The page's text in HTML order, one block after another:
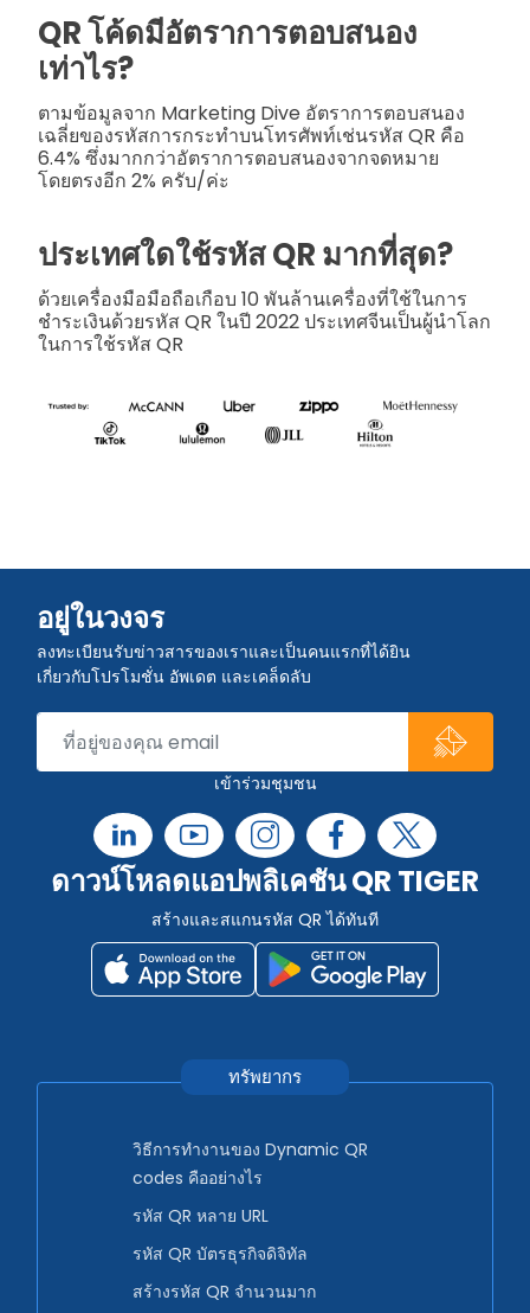
QR โค้ดมีอัตราการตอบสนอง
เท่าไร?
ตามข้อมูลจาก Marketing Dive อัตราการตอบสนอง
เฉลี่ยของรหัสการกระทำบนโทรศัพท์เช่นรหัส QR คือ
6.4% ซึ่งมากกว่าอัตราการตอบสนองจากจดหมาย
โดยตรงอีก 2% ครับ/ค่ะ
ประเทศใดใช้รหัส QR มากที่สุด?
ด้วยเครื่องมือมือถือเกือบ 10 พันล้านเครื่องที่ใช้ในการ
ชำระเงินด้วยรหัส QR ในปี 2022 ประเทศจีนเป็นผู้นำโลก
ในการใช้รหัส QR
อยู่ในวงจร
ลงทะเบียนรับข่าวสารของเราและเป็นคนแรกที่ได้ยิน
เกี่ยวกับโปรโมชั่น อัพเดต และเคล็ดลับ
เข้าร่วมชุมชน
ดาวน์โหลดแอปพลิเคชัน QR TIGER
สร้างและสแกนรหัส QR ได้ทันที
ทรัพยากร
วิธีการทำงานของ Dynamic QR
codes คืออย่างไร
รหัส QR หลาย URL
รหัส QR บัตรธุรกิจดิจิทัล
สร้างรหัส QR จำนวนมาก